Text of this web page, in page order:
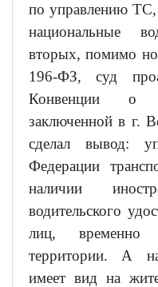
по управлению ТС,
национальные
вторых, помимо
196-ФЗ, суд
Конвенции о
заключенной в г.
сделал вывод:
Федерации
наличии
водительского
лиц,
территории. А
имеет вид на